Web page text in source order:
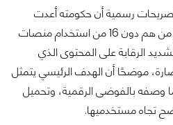
رسمية أن حكومته أعدت
مشروعًا تشريعيًا يستهدف منع من هم دون 16 من استخدام منصات
الرقابة على المحتوى الذي
موضحًا أن الهدف الرئيسي يتمثل
وصفه بالفوضى الرقمية، وتحميل
تجاه مستخدميها.